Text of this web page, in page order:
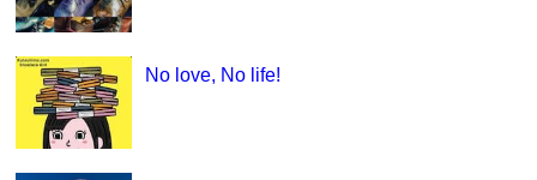
No love, No life!